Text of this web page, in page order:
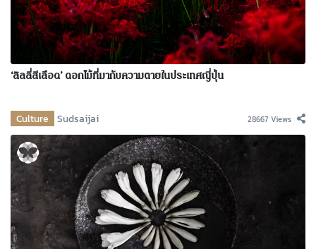
‘ลิลลี่สีเลือด’ ดอกไม้ที่มากับความตายในประเทศญี่ปุ่น
Culture Sudsaijai 28667 Views